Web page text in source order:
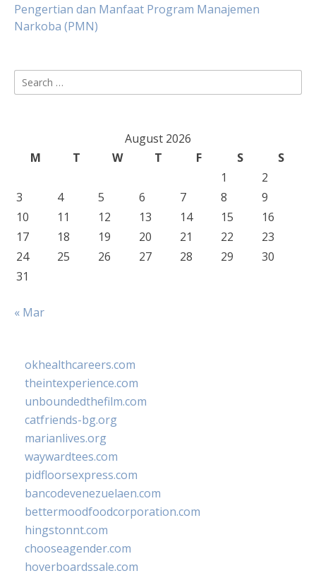
Pengertian dan Manfaat Program Manajemen
Narkoba (PMN)
Search
for:
August 2026
M
T W T F S
S
1
2
3
4 5 6 7 8
9
10
11 12 13 14 15
16
17
18 19 20 21 22
23
24
25 26 27 28 29
30
31
« Mar
okhealthcareers.com
theintexperience.com
unboundedthefilm.com
catfriends-bg.org
marianlives.org
waywardtees.com
pidfloorsexpress.com
bancodevenezuelaen.com
bettermoodfoodcorporation.com
hingstonnt.com
chooseagender.com
hoverboardssale.com